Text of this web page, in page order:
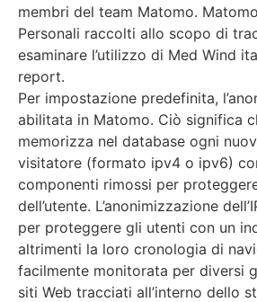
membri del team Matomo.
Personali raccolti allo scopo di
esaminare l’utilizzo di Med Wind
report.
Per impostazione predefinita,
abilitata in Matomo. Ciò significa
memorizza nel database ogni
visitatore (formato ipv4 o ipv6)
componenti rimossi per
dell’utente. L’anonimizzazione
per proteggere gli utenti con un
altrimenti la loro cronologia di
facilmente monitorata per diversi
siti Web tracciati all’interno dello